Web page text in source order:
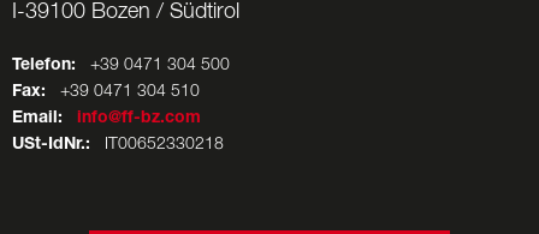
I-39100 Bozen / Südtirol
Telefon: +39 0471 304 500
Fax: +39 0471 304 510
Email:
info@ff-bz.com
USt-IdNr.: IT00652330218